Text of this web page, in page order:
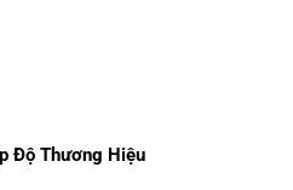
Độ Thương Hiệu